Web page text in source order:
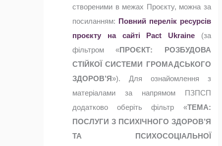
створеними в межах Проєкту, можна за
посиланням:
Повний перелік ресурсів
проєкту на сайті Pact Ukraine(за
фільтром «ПРОЄКТ:
РОЗБУДОВА
СТІЙКОЇ СИСТЕМИ ГРОМАДСЬКОГО
ЗДОРОВ’Я»). Для ознайомлення з
матеріалами за напрямом ПЗПСП
додатково оберіть фільтр «ТЕМА:
ПОСЛУГИ З ПСИХІЧНОГО ЗДОРОВ’Я
ТА ПСИХОСОЦІАЛЬНОЇ